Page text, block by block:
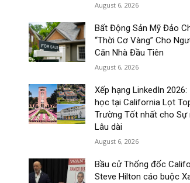
August 6, 2026
Bất Động Sản Mỹ Đảo
“Thời Cơ Vàng” Cho
Căn Nhà Đầu Tiên
August 6, 2026
Xếp hạng LinkedIn 2026:
học tại California Lọt
Trường Tốt nhất cho Sự
Lâu dài
August 6, 2026
Bầu cử Thống đốc
Steve Hilton cáo buộc